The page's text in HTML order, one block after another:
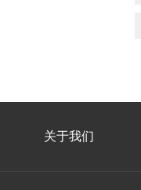
关于我们